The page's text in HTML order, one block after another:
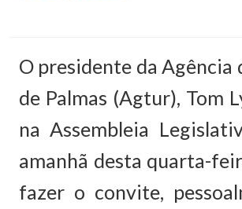
O presidente da Agência
de Palmas (Agtur), Tom
na Assembleia
amanhã desta quarta-
fazer o convite,